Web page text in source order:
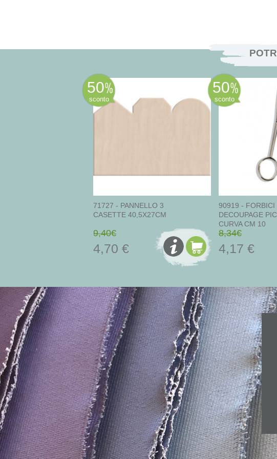
50
sconto
71727 - PANNELLO 3
CASETTE 40,5X27CM
9,40€
4,70 €
50
sconto
90919 - FORBICI
DECOUPAGE
CURVA CM 10
8,34€
4,17 €